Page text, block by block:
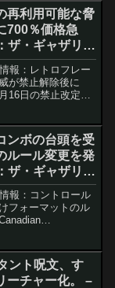
残せなかったもの
再利用可能な脅
700％価格急
ザ・ギャザリン
報：レトロフレー
が禁止解除後に
16日の禁止改定に
含む強力なカード
ンボの台頭を受
ルール変更を発
ザ・ギャザリン
報：コントロール
フォーマットのル
Hi...
ント呪文、す
ーチャー化。 –